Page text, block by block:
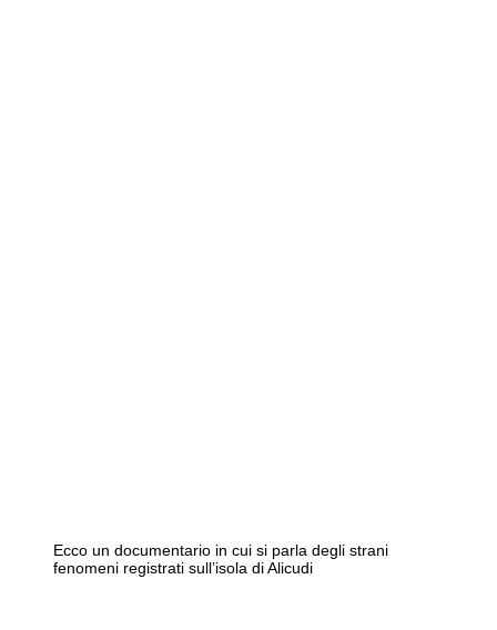
Ecco un documentario in cui si parla degli strani
fenomeni registrati sull’isola di Alicudi